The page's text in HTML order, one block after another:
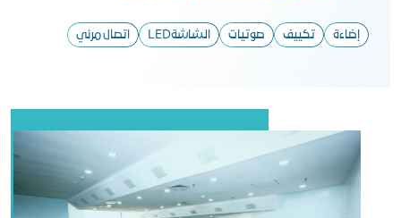
إضاءة تكييف صوتيات الشاشةLED اتصال مرئي